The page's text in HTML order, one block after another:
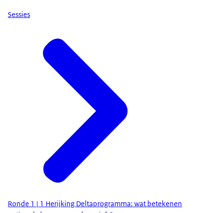
Sessies
Ronde 1 | 1 Herijking Deltaprogramma: wat betekenen